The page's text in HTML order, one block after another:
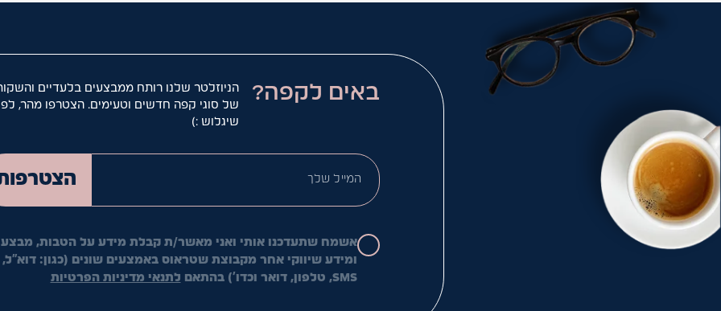
באים לקפה?
הניוזלטר שלנו רותח ממבצעים בלעדיים
של סוגי קפה חדשים וטעימים. הצטרפו מהר,
שיגלוש :)
אשמח שתעדכנו אותי ואני מאשר/ת קבלת מידע על הטבות,
ומידע שיווקי אחר מקבוצת שטראוס באמצעים שונים (כגון: דוא"ל,
SMS, טלפון, דואר וכדו') בהתאם
לתנאי מדיניות הפרטיות